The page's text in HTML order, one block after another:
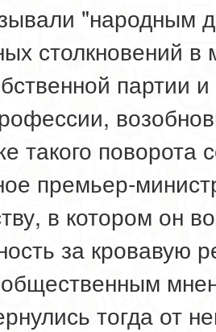
"народным
столкновений в
партии
такого поворота
премьер-
в котором он
за кровавую
тогда от